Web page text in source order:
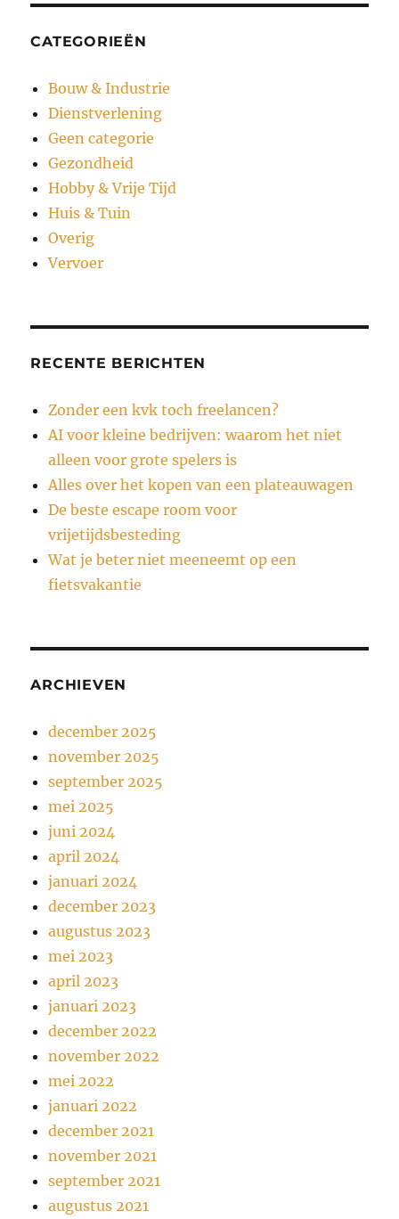
CATEGORIEËN
Bouw & Industrie
Dienstverlening
Geen categorie
Gezondheid
Hobby & Vrije Tijd
Huis & Tuin
Overig
Vervoer
RECENTE BERICHTEN
Zonder een kvk toch freelancen?
AI voor kleine bedrijven: waarom het niet
alleen voor grote spelers is
Alles over het kopen van een plateauwagen
De beste escape room voor
vrijetijdsbesteding
Wat je beter niet meeneemt op een
fietsvakantie
ARCHIEVEN
december 2025
november 2025
september 2025
mei 2025
juni 2024
april 2024
januari 2024
december 2023
augustus 2023
mei 2023
april 2023
januari 2023
december 2022
november 2022
mei 2022
januari 2022
december 2021
november 2021
september 2021
augustus 2021